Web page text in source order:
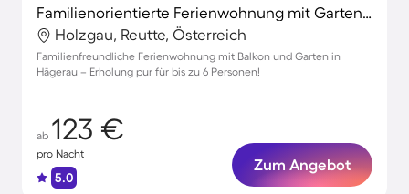
Familienorientierte Ferienwohnung mit Garten, Terrasse und Sauna
Holzgau, Reutte, Österreich
Familienfreundliche Ferienwohnung mit Balkon und Garten in
Hägerau – Erholung pur für bis zu 6 Personen!
ab 123 €
pro Nacht
5.0
Zum Angebot